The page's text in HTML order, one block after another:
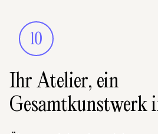
10
Ihr Atelier, ein
Gesamtkunstwerk